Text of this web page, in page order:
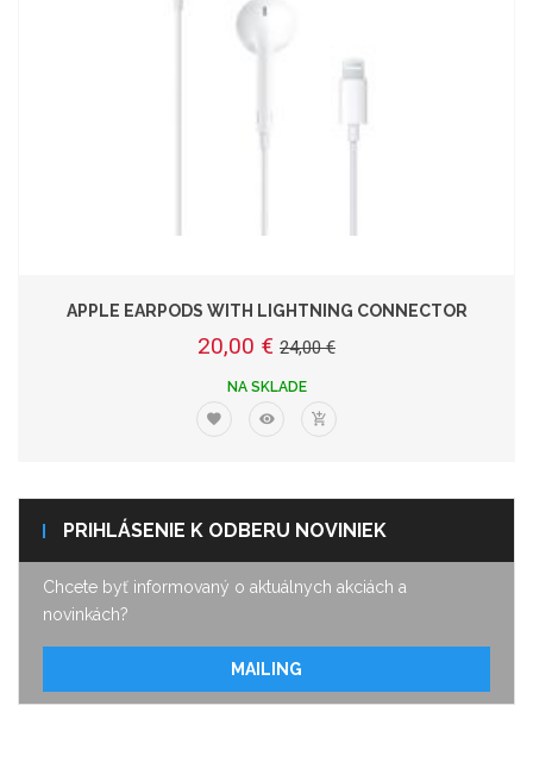
APPLE EARPODS WITH LIGHTNING CONNECTOR
20,00 € 24,00 €
NA SKLADE
PRIHLÁSENIE K ODBERU NOVINIEK
Chcete byť informovaný o aktuálnych akciách a
novinkách?
MAILING